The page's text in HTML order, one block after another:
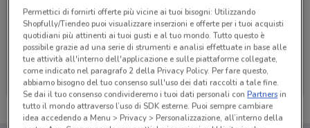
Ci dispiace, al momento non abbiamo pubblicato
volantini nella tua zona. Riprova più tardi.
Permettici di fornirti offerte più vicine ai tuoi bisogni: Utilizzando
Shopfully/Tiendeo puoi visualizzare inserzioni e offerte per i tuoi acquisti
quotidiani più attinenti ai tuoi gusti e al tuo mondo. Tutto questo è
possibile grazie ad una serie di strumenti e analisi effettuate in base alle
tue attività all'interno dell'applicazione e sulle piattaforme collegate,
come indicato nel paragrafo 2 della Privacy Policy. Per fare questo,
abbiamo bisogno del tuo consenso sull'uso dei dati raccolti a tale fine.
Se dai il tuo consenso condivideremo i tuoi dati personali conPartnersin
tutto il mondo attraverso l’uso di SDK esterne. Puoi sempre cambiare
idea accedendo a Menu > Privacy > Personalizzazione, all’interno della